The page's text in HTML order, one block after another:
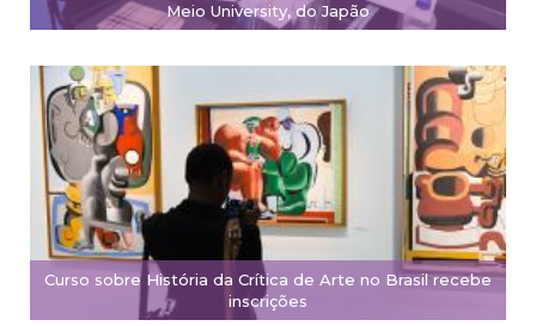
Meio University, do Japão
Curso sobre História da Crítica de Arte no Brasil recebe
inscrições